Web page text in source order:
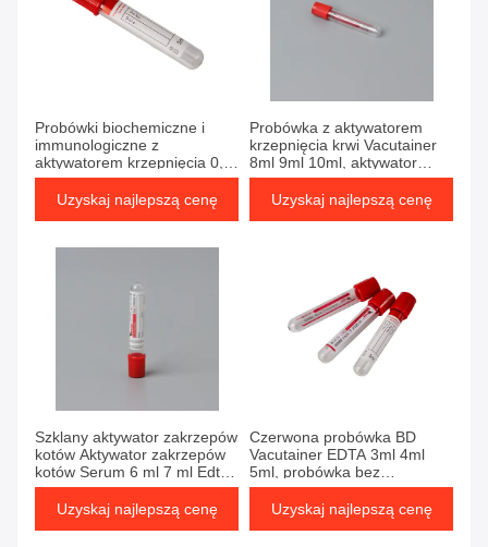
Probówki biochemiczne i
immunologiczne z
aktywatorem krzepnięcia 0,5
ml, 1 ml, 1,6 ml, 2 ml, serum
z aktywatorem krzepnięcia
Uzyskaj najlepszą cenę
Probówka z aktywatorem
krzepnięcia krwi Vacutainer
8ml 9ml 10ml, aktywator
krzepnięcia krwi Vacutainer
Uzyskaj najlepszą cenę
Szklany aktywator zakrzepów
kotów Aktywator zakrzepów
kotów Serum 6 ml 7 ml Edta
Vacutainer Tubes
Uzyskaj najlepszą cenę
Czerwona probówka BD
Vacutainer EDTA 3ml 4ml
5ml, probówka bez
dodatków, aktywator
krzepnięcia
Uzyskaj najlepszą cenę